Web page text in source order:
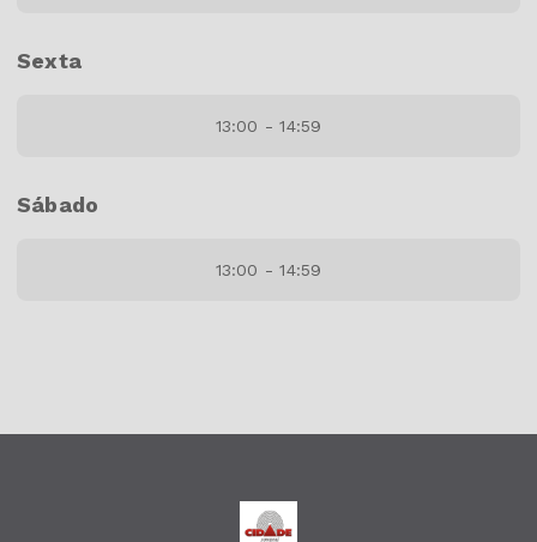
Sexta
13:00 - 14:59
Sábado
13:00 - 14:59